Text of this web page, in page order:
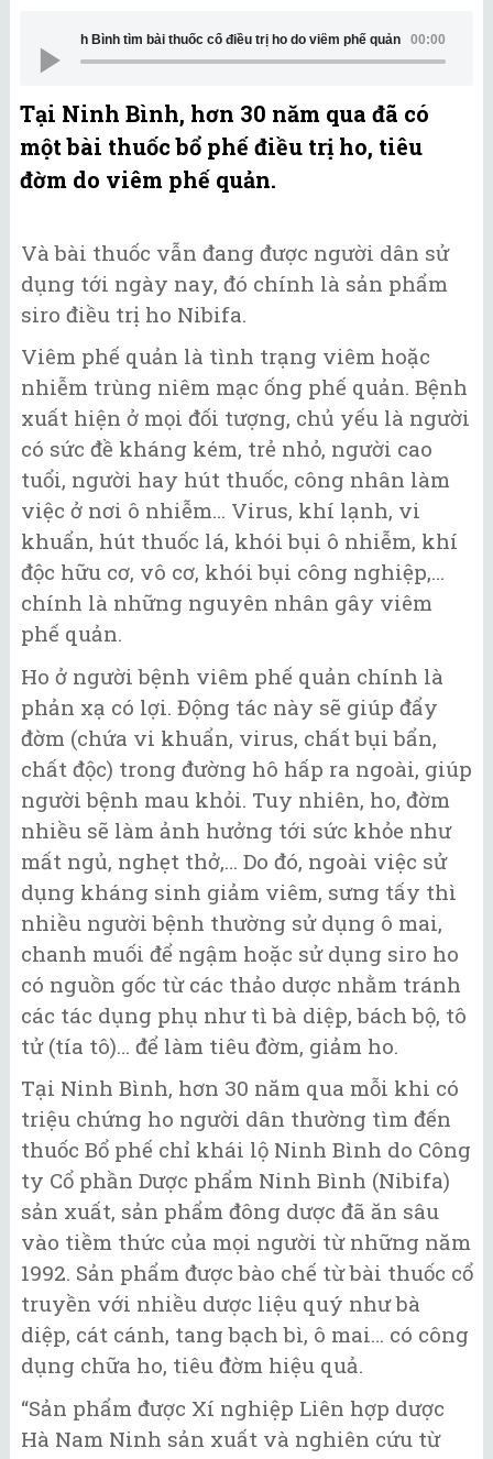
00:00
Về Ninh Bình tìm bài thuốc cổ điều trị ho do viêm phế quản
Tại Ninh Bình, hơn 30 năm qua đã có
một bài thuốc bổ phế điều trị ho, tiêu
đờm do viêm phế quản.
Và bài thuốc vẫn đang được người dân sử
dụng tới ngày nay, đó chính là sản phẩm
siro điều trị ho Nibifa.
Viêm phế quản là tình trạng viêm hoặc
nhiễm trùng niêm mạc ống phế quản. Bệnh
xuất hiện ở mọi đối tượng, chủ yếu là người
có sức đề kháng kém, trẻ nhỏ, người cao
tuổi, người hay hút thuốc, công nhân làm
việc ở nơi ô nhiễm… Virus, khí lạnh, vi
khuẩn, hút thuốc lá, khói bụi ô nhiễm, khí
độc hữu cơ, vô cơ, khói bụi công nghiệp,…
chính là những nguyên nhân gây viêm
phế quản.
Ho ở người bệnh viêm phế quản chính là
phản xạ có lợi. Động tác này sẽ giúp đẩy
đờm (chứa vi khuẩn, virus, chất bụi bẩn,
chất độc) trong đường hô hấp ra ngoài, giúp
người bệnh mau khỏi. Tuy nhiên, ho, đờm
nhiều sẽ làm ảnh hưởng tới sức khỏe như
mất ngủ, nghẹt thở,… Do đó, ngoài việc sử
dụng kháng sinh giảm viêm, sưng tấy thì
nhiều người bệnh thường sử dụng ô mai,
chanh muối để ngậm hoặc sử dụng siro ho
có nguồn gốc từ các thảo dược nhằm tránh
các tác dụng phụ như tì bà diệp, bách bộ, tô
tử (tía tô)… để làm tiêu đờm, giảm ho.
Tại Ninh Bình, hơn 30 năm qua mỗi khi có
triệu chứng ho người dân thường tìm đến
thuốc Bổ phế chỉ khái lộ Ninh Bình do Công
ty Cổ phần Dược phẩm Ninh Bình (Nibifa)
sản xuất, sản phẩm đông dược đã ăn sâu
vào tiềm thức của mọi người từ những năm
1992. Sản phẩm được bào chế từ bài thuốc cổ
truyền với nhiều dược liệu quý như bà
diệp, cát cánh, tang bạch bì, ô mai… có công
dụng chữa ho, tiêu đờm hiệu quả.
“Sản phẩm được Xí nghiệp Liên hợp dược
Hà Nam Ninh sản xuất và nghiên cứu từ